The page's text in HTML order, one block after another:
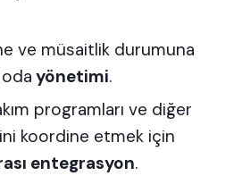
ve müsaitlik durumuna
yönetimi.
programları ve diğer
koordine etmek için
entegrasyon.